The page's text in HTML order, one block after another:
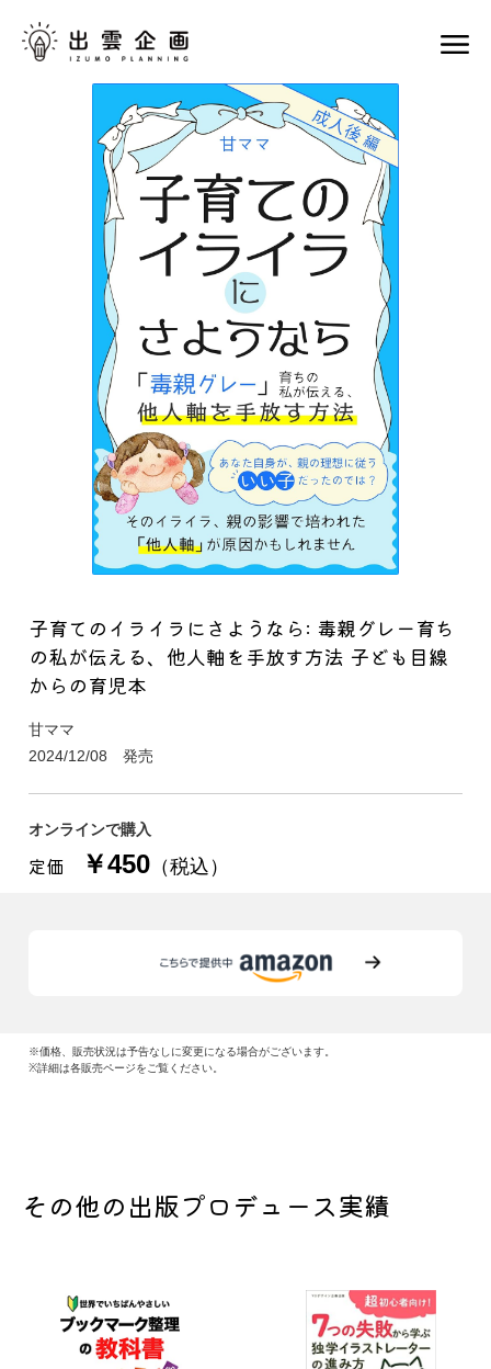
子育てのイライラにさようなら: 毒親グレー育ち
の私が伝える、他人軸を手放す方法 子ども目線
からの育児本
甘ママ
2024/12/08 発売
オンラインで購入
定価 ￥450 （税込）
※価格、販売状況は予告なしに変更になる場合がございます。
※詳細は各販売ページをご覧ください。
その他の出版プロデュース実績